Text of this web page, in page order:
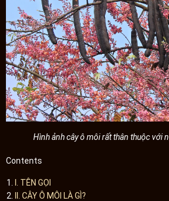
Hình ảnh cây ô môi rất thân thuộc với
Contents
I. TÊN GỌI
II. CÂY Ô MÔI LÀ GÌ?